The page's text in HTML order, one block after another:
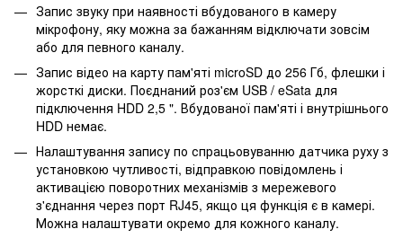
Запис звуку при наявності вбудованого в камеру
мікрофону, яку можна за бажанням відключати зовсім
або для певного каналу.
Запис відео на карту пам'яті microSD до 256 Гб, флешки і
жорсткі диски. Поєднаний роз'єм USB / eSata для
підключення HDD 2,5 ". Вбудованої пам'яті і внутрішнього
HDD немає.
Налаштування запису по спрацьовуванню датчика руху з
установкою чутливості, відправкою повідомлень і
активацією поворотних механізмів з мережевого
з'єднання через порт RJ45, якщо ця функція є в камері.
Можна налаштувати окремо для кожного каналу.